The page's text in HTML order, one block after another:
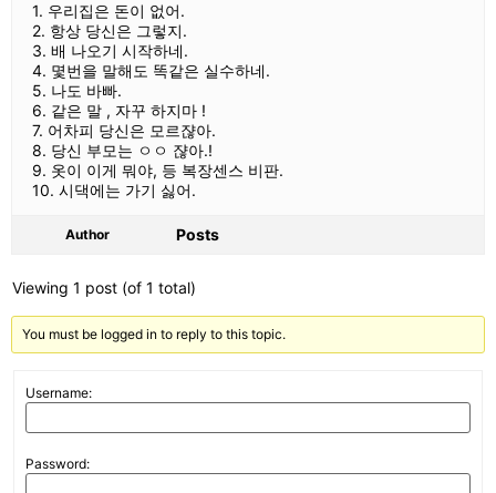
1. 우리집은 돈이 없어.
2. 항상 당신은 그렇지.
3. 배 나오기 시작하네.
4. 몇번을 말해도 똑같은 실수하네.
5. 나도 바빠.
6. 같은 말 , 자꾸 하지마 !
7. 어차피 당신은 모르쟎아.
8. 당신 부모는 ㅇㅇ 쟎아.!
9. 옷이 이게 뭐야, 등 복장센스 비판.
10. 시댁에는 가기 싫어.
Author Posts
Viewing 1 post (of 1 total)
You must be logged in to reply to this topic.
Username:
Password: